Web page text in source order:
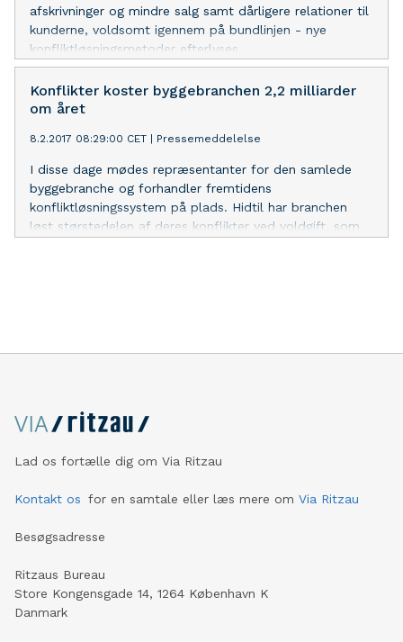
afskrivninger og mindre salg samt dårligere relationer til
kunderne, voldsomt igennem på bundlinjen - nye
konfliktløsningsmetoder efterlyses
Konflikter koster byggebranchen 2,2 milliarder
om året
8.2.2017 08:29:00 CET Pressemeddelelse
I disse dage mødes repræsentanter for den samlede
byggebranche og forhandler fremtidens
konfliktløsningssystem på plads. Hidtil har branchen
løst størstedelen af deres konflikter ved voldgift, som
Lad os fortælle dig om Via Ritzau
Kontakt os for en samtale eller læs mere om Via Ritzau
Besøgsadresse
Ritzaus Bureau
Store Kongensgade 14, 1264 København K
Danmark